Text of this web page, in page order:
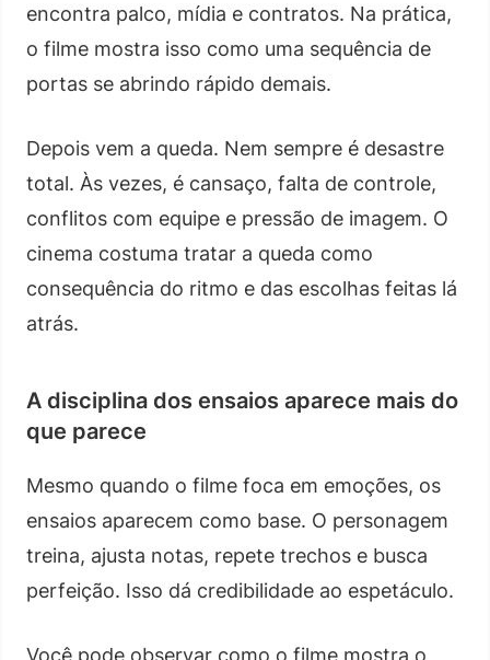
encontra palco, mídia e contratos. Na prática,
o filme mostra isso como uma sequência de
portas se abrindo rápido demais.
Depois vem a queda. Nem sempre é desastre
total. Às vezes, é cansaço, falta de controle,
conflitos com equipe e pressão de imagem. O
cinema costuma tratar a queda como
consequência do ritmo e das escolhas feitas lá
atrás.
A disciplina dos ensaios aparece mais do
que parece
Mesmo quando o filme foca em emoções, os
ensaios aparecem como base. O personagem
treina, ajusta notas, repete trechos e busca
perfeição. Isso dá credibilidade ao espetáculo.
Você pode observar como o filme mostra o